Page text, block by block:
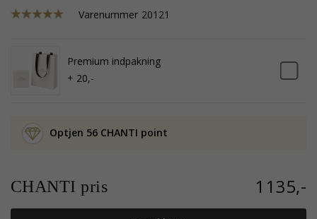
Varenummer 20121
Premium indpakning
+ 20,-
Optjen 56 CHANTI point
CHANTI pris 1135,-